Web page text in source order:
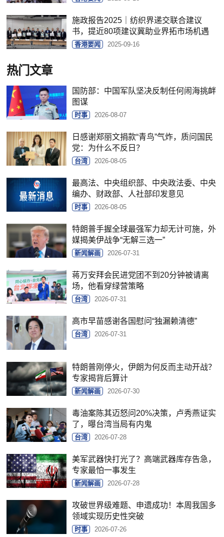
施政报告2025｜纺织界递交联合建议
书，提近80项建议冀助业界拓市场机遇
香港要闻 2025-09-16
热门文章
国防部：中国军队坚决反制任何闹海挑衅
图谋
时事 2026-08-07
日感谢郑丽文捐款“青鸟”气炸，质问国民
党：为什么不反日？
台湾 2026-08-05
最高法、中央组织部、中央政法委、中央
编办、财政部、人社部印发意见
时事 2026-08-05
特朗普手握全球最强军力却无计可施，外
媒揭美伊战争“无解三选一”
新闻解画 2026-07-31
蒋万安拜会民进党团不到20分钟被请离
场，他看穿绿营策略
台湾 2026-07-31
高市早苗感谢各国慰问“独漏赖清德”
台湾 2026-07-31
特朗普刚停火，伊朗为何反而主动开战？
专家揭背后算计
新闻解画 2026-07-30
毒油案陈其迈怒问20%决策，卢秀燕证实
了，曝台湾当局有内鬼
台湾 2026-07-28
美军武器快打光了？高端武器库存告急，
专家最怕一事发生
新闻解画 2026-07-28
攻破世界级难题、申遗成功！本周我国多
领域实现历史性突破
时事 2026-07-26